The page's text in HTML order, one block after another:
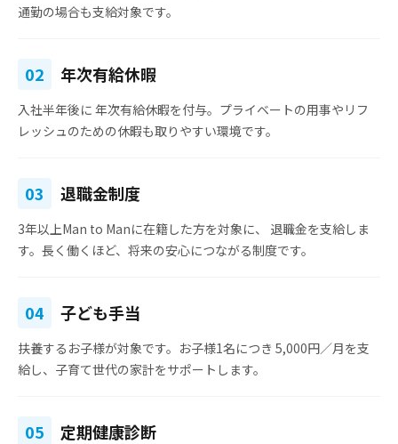
通勤の場合も支給対象です。
02 年次有給休暇
入社半年後に 年次有給休暇を付与。プライベートの用事やリフ
レッシュのための休暇も取りやすい環境です。
03 退職金制度
3年以上Man to Manに在籍した方を対象に、 退職金を支給しま
す。長く働くほど、将来の安心につながる制度です。
04 子ども手当
扶養するお子様が対象です。お子様1名につき 5,000円／月を支
給し、子育て世代の家計をサポートします。
05 定期健康診断